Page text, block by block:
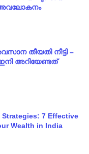
തീയതി നീട്ടി –
അറിയേണ്ടത്
7 Effective
Wealth in India